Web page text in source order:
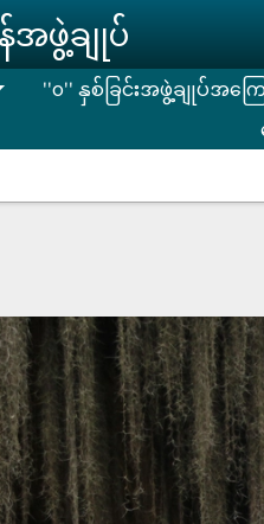
န်အဖွဲ့ချုပ်
''၀'' နှစ်ခြင်းအဖွဲ့ချုပ်အကြေ